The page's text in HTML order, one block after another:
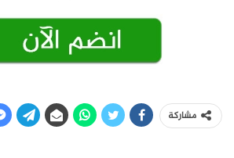
مشاركة